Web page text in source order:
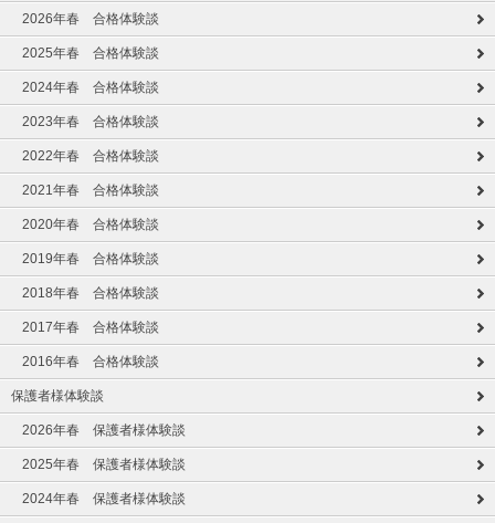
2026年春 合格体験談
2025年春 合格体験談
2024年春 合格体験談
2023年春 合格体験談
2022年春 合格体験談
2021年春 合格体験談
2020年春 合格体験談
2019年春 合格体験談
2018年春 合格体験談
2017年春 合格体験談
2016年春 合格体験談
保護者様体験談
2026年春 保護者様体験談
2025年春 保護者様体験談
2024年春 保護者様体験談